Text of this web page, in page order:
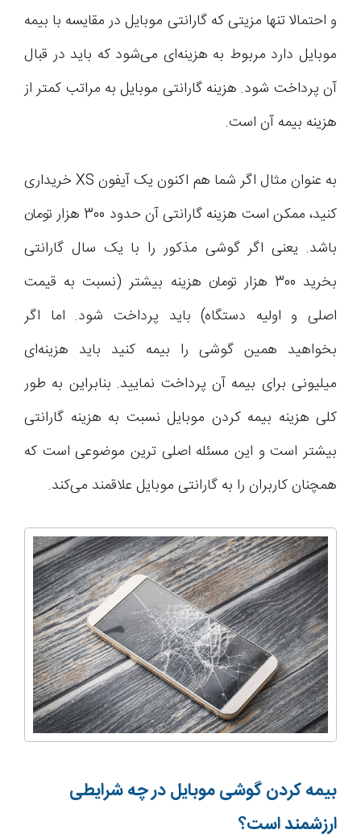
و احتمالا تنها مزیتی که گارانتی موبایل در مقایسه با بیمه
موبایل دارد مربوط به هزینه‌ای می‌شود که باید در قبال
آن پرداخت شود. هزینه گارانتی موبایل به مراتب کمتر از
هزینه بیمه آن است.
به عنوان مثال اگر شما هم اکنون یک آیفون XS خریداری
کنید، ممکن است هزینه گارانتی آن حدود 300 هزار تومان
باشد. یعنی اگر گوشی مذکور را با یک سال گارانتی
بخرید 300 هزار تومان هزینه بیشتر (نسبت به قیمت
اصلی و اولیه دستگاه) باید پرداخت شود. اما اگر
بخواهید همین گوشی را بیمه کنید باید هزینه‌ای
میلیونی برای بیمه آن پرداخت نمایید. بنابراین به طور
کلی هزینه بیمه کردن موبایل نسبت به هزینه گارانتی
بیشتر است و این مسئله اصلی ترین موضوعی است که
همچنان کاربران را به گارانتی موبایل علاقمند می‌کند.
بیمه کردن گوشی موبایل در چه شرایطی
ارزشمند است؟